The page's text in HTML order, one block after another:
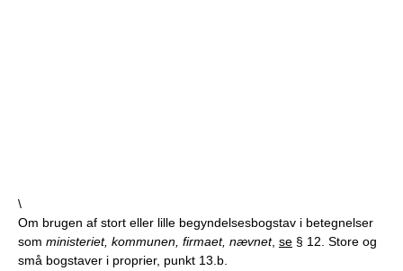
\
Om brugen af stort eller lille begyndelsesbogstav i betegnelser
som ministeriet, kommunen, firmaet, nævnet, se § 12. Store og
små bogstaver i proprier, punkt 13.b.